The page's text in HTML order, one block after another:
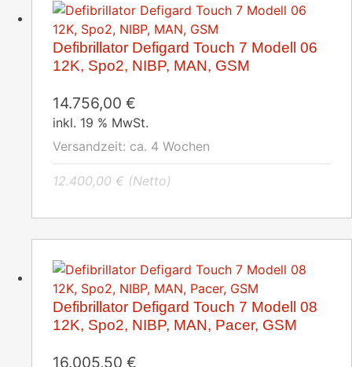
Defibrillator Defigard Touch 7 Modell 06
12K, Spo2, NIBP, MAN, GSM
14.756,00 €
inkl. 19 % MwSt.
Versandzeit: ca. 4 Wochen
12.400,00 € (Netto)
Defibrillator Defigard Touch 7 Modell 08
12K, Spo2, NIBP, MAN, Pacer, GSM
16.005,50 €